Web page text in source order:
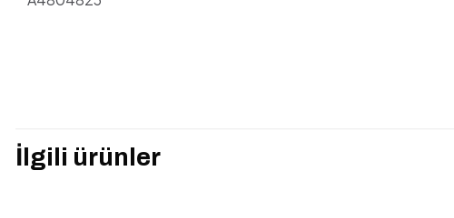
İlgili ürünler